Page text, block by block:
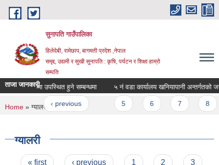
Skip to main content
सुनापति गाउँपालिका
हिलेदेबी, रामेछाप, बागमती प्रदेश ,नेपाल
समृद्द, उद्यमी र सुखी सुनापति : कृषि, पर्यटन र शिक्षा हाम्रो
सम्पति
ताजा जानकारीकार्यपालिका बैठकमा उपस्थित हुने सम्बन्धमा ५ नं वडा कार्यालय खनियापानी अन्तर्गतको
« first ‹ previous
You are here
Home » ग्यालरी
ग्यालरी
« first ‹ previous 1 2
3